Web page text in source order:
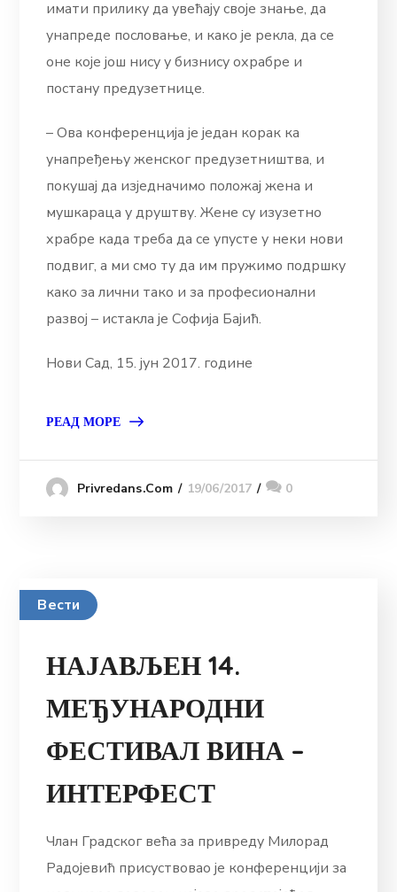
имати прилику да увећају своје знање, да
унапреде пословање, и како је рекла, да се
оне које још нису у бизнису охрабре и
постану предузетнице.
– Ова конференција је један корак ка
унапређењу женског предузетништва, и
покушај да изједначимо положај жена и
мушкараца у друштву. Жене су изузетно
храбре када треба да се упусте у неки нови
подвиг, а ми смо ту да им пружимо подршку
како за лични тако и за професионални
развој – истакла је Софија Бајић.
Нови Сад, 15. јун 2017. године
РЕАД МОРЕ
Privredans.com 19/06/2017 0
Вести
НАЈАВЉЕН 14.
МЕЂУНАРОДНИ
ФЕСТИВАЛ ВИНА –
ИНТЕРФЕСТ
Члан Градског већа за привреду Милорад
Радојевић присуствовао је конференцији за